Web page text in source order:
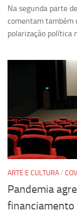
Grupos
Grupos de
Direito e
Grupo
e
Grupos
Ano Sabático
Daniel
Na segunda parte
comentam também
polarização política
ARTE E CULTURA/
Pandemia